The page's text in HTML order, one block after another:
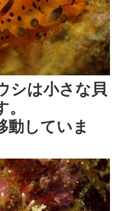
シは小さな貝
動していま